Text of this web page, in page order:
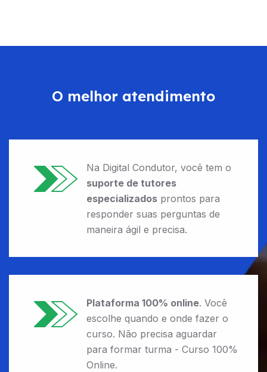
O melhor atendimento
Na Digital Condutor, você tem o
suporte de tutores
especializados prontos para
responder suas perguntas de
maneira ágil e precisa.
Plataforma 100% online. Você
escolhe quando e onde fazer o
curso. Não precisa aguardar
para formar turma - Curso 100%
Online.